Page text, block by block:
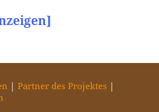
Partner des Projektes